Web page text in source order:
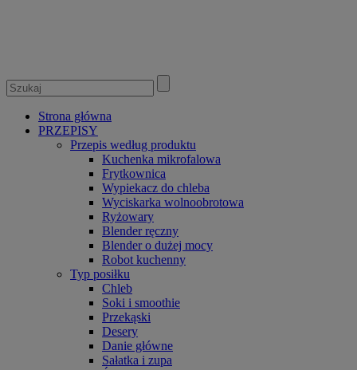
Strona główna
PRZEPISY
Przepis według produktu
Kuchenka mikrofalowa
Frytkownica
Wypiekacz do chleba
Wyciskarka wolnoobrotowa
Ryżowary
Blender ręczny
Blender o dużej mocy
Robot kuchenny
Typ posiłku
Chleb
Soki i smoothie
Przekąski
Desery
Danie główne
Sałatka i zupa